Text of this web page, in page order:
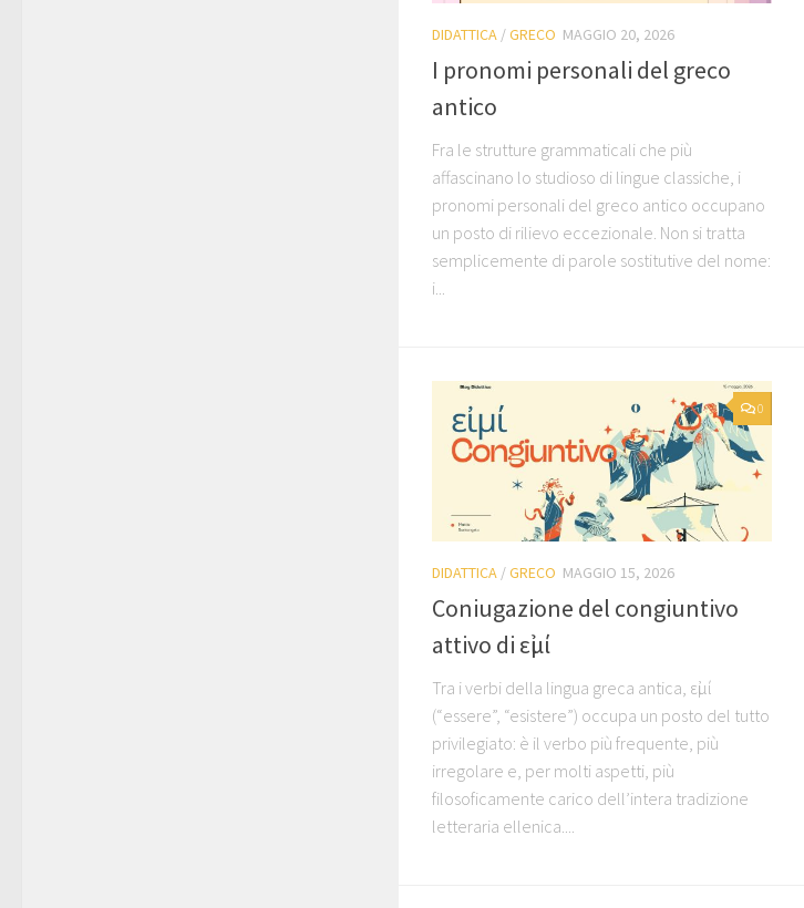
DIDATTICA /GRECO MAGGIO 20, 2026
I pronomi personali del greco
antico
Fra le strutture grammaticali che più
affascinano lo studioso di lingue classiche, i
pronomi personali del greco antico occupano
un posto di rilievo eccezionale. Non si tratta
semplicemente di parole sostitutive del nome:
i...
0
DIDATTICA /GRECO MAGGIO 15, 2026
Coniugazione del congiuntivo
attivo di εἰμί
Tra i verbi della lingua greca antica, εἰμί
(“essere”, “esistere”) occupa un posto del tutto
privilegiato: è il verbo più frequente, più
irregolare e, per molti aspetti, più
filosoficamente carico dell’intera tradizione
letteraria ellenica....